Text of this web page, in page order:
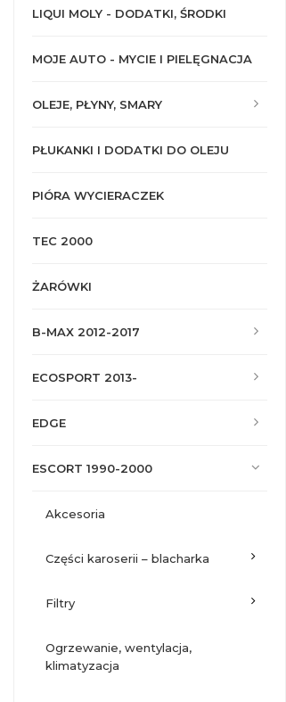
LIQUI MOLY - DODATKI, ŚRODKI
MOJE AUTO - MYCIE I PIELĘGNACJA
OLEJE, PŁYNY, SMARY
PŁUKANKI I DODATKI DO OLEJU
PIÓRA WYCIERACZEK
TEC 2000
ŻARÓWKI
B-MAX 2012-2017
ECOSPORT 2013-
EDGE
ESCORT 1990-2000
akcesoria
części karoserii – blacharka
filtry
ogrzewanie, wentylacja,
klimatyzacja